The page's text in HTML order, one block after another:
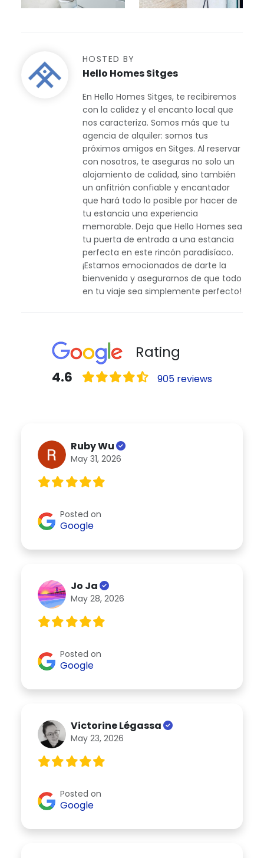
HOSTED BY
Hello Homes Sitges
En Hello Homes Sitges, te recibiremos
con la calidez y el encanto local que
nos caracteriza. Somos más que tu
agencia de alquiler: somos tus
próximos amigos en Sitges. Al reservar
con nosotros, te aseguras no solo un
alojamiento de calidad, sino también
un anfitrión confiable y encantador
que hará todo lo posible por hacer de
tu estancia una experiencia
memorable. Deja que Hello Homes sea
tu puerta de entrada a una estancia
perfecta en este rincón paradisíaco.
¡Estamos emocionados de darte la
bienvenida y asegurarnos de que todo
en tu viaje sea simplemente perfecto!
Rating
4.6 905 reviews
Ruby Wu
May 31, 2026
Posted on
Google
Jo Ja
May 28, 2026
Posted on
Google
Victorine Légassa
May 23, 2026
Posted on
Google